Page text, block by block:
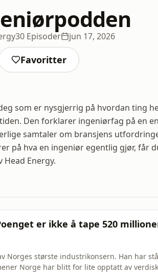
30 Episoder jun 17, 2026
Favoritter
som er nysgjerrig på hvordan ting
Den forklarer ingeniørfag på en
samtaler om bransjens
på hva en ingeniør egentlig gjør, får
Energy.
er ikke å tape 520
Norges største industrikonsern. Han har
Norge har blitt for lite opptatt av